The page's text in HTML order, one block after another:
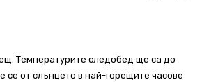
Температурите следобед ще са до
се от слънцето в най-горещите часове